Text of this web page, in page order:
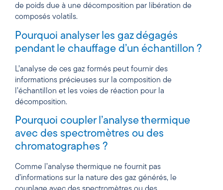
de poids due à une décomposition par libération de
composés volatils.
Pourquoi analyser les gaz dégagés
pendant le chauffage d’un échantillon ?
L’analyse de ces gaz formés peut fournir des
informations précieuses sur la composition de
l’échantillon et les voies de réaction pour la
décomposition.
Pourquoi coupler l’analyse thermique
avec des spectromètres ou des
chromatographes ?
Comme l’analyse thermique ne fournit pas
d’informations sur la nature des gaz générés, le